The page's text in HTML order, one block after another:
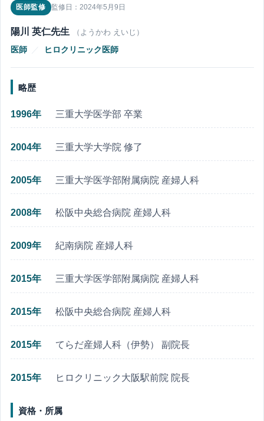
医師監修 監修日：2024年5月9日
陽川 英仁先生 （ようかわ えいじ）
医師 ／ ヒロクリニック医師
略歴
1996年 三重大学医学部 卒業
2004年 三重大学大学院 修了
2005年 三重大学医学部附属病院 産婦人科
2008年 松阪中央総合病院 産婦人科
2009年 紀南病院 産婦人科
2015年 三重大学医学部附属病院 産婦人科
2015年 松阪中央総合病院 産婦人科
2015年 てらだ産婦人科（伊勢） 副院長
2015年 ヒロクリニック大阪駅前院 院長
資格・所属